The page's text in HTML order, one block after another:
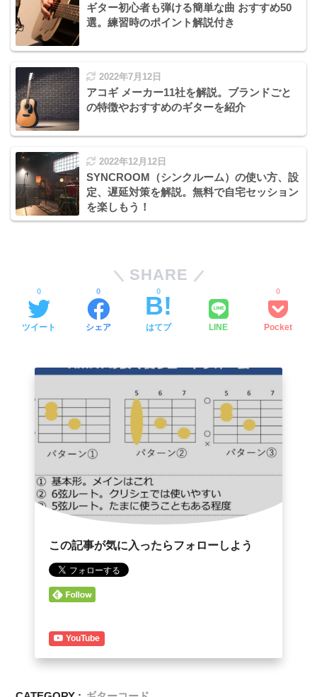
ギター初心者も弾ける簡単な曲 おすすめ50
選。練習時のポイント解説付き
2022年7月12日
アコギ メーカー11社を解説。ブランドごと
の特徴やおすすめのギターを紹介
2022年12月12日
SYNCROOM（シンクルーム）の使い方、設
定、遅延対策を解説。無料で自宅セッション
を楽しもう！
SHARE
ツイート
0
シェア
0
はてブ
0
LINE Pocket
0
この記事が気に入ったらフォローしよう
YouTube